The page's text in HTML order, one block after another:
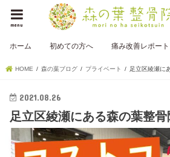
menu
ホーム 初めての方へ 痛み改善レポート
HOME 森の葉ブログ プライベート 足立区綾瀬に
2021.08.26
足立区綾瀬にある森の葉整